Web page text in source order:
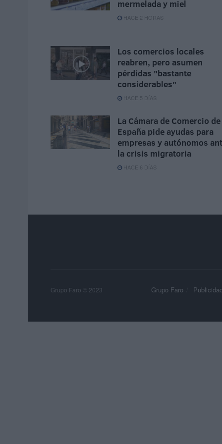
mermelada y miel
HACE 2 HORAS
Los comercios locales
reabren, pero asumen
pérdidas "bastante
considerables"
HACE 5 DÍAS
La Cámara de Comercio de
España pide ayudas para
empresas y autónomos
la crisis migratoria
HACE 6 DÍAS
Grupo Faro Publicidad
Grupo Faro © 2023